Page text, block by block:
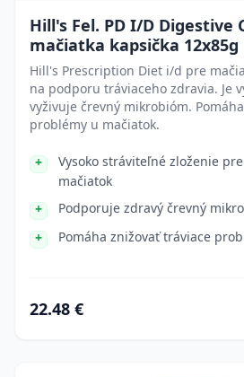
Hill's Fel. PD I/D Digestive
mačiatka kapsička 12x85g
Hill's Prescription Diet i/d pre
na podporu tráviaceho zdravia. Je
vyživuje črevný mikrobióm.
problémy u mačiatok.
Vysoko stráviteľné zloženie
mačiatok
Podporuje zdravý črevný
Pomáha znižovať tráviace
22.48 €